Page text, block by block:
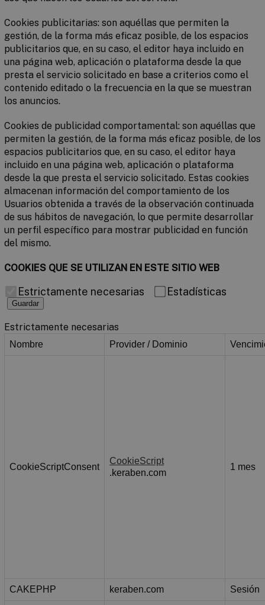
Cookies publicitarias: son aquéllas que permiten la
gestión, de la forma más eficaz posible, de los espacios
publicitarios que, en su caso, el editor haya incluido en
una página web, aplicación o plataforma desde la que
presta el servicio solicitado en base a criterios como el
contenido editado o la frecuencia en la que se muestran
los anuncios.
Cookies de publicidad comportamental: son aquéllas que
permiten la gestión, de la forma más eficaz posible, de los
espacios publicitarios que, en su caso, el editor haya
incluido en una página web, aplicación o plataforma
desde la que presta el servicio solicitado. Estas cookies
almacenan información del comportamiento de los
Usuarios obtenida a través de la observación continuada
de sus hábitos de navegación, lo que permite desarrollar
un perfil específico para mostrar publicidad en función
del mismo.
COOKIES QUE SE UTILIZAN EN ESTE SITIO WEB
Estrictamente necesarias Estadísticas
Guardar
Estrictamente necesarias
Nombre Provider / Dominio
CookieScriptConsent
CookieScript
.keraben.com
1 mes
CAKEPHP keraben.com Sesión